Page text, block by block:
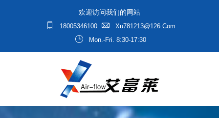
欢迎访问我们的网站
18005346100
Xu781213@126.com
Mon.-Fri. 8:30-17:30